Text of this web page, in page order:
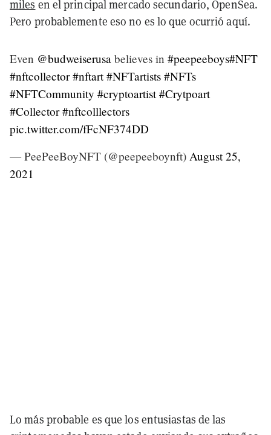
miles en el principal mercado secundario, OpenSea.
Pero probablemente eso no es lo que ocurrió aquí.
Even @budweiserusa believes in #peepeeboys#NFT
#nftcollector #nftart #NFTartists #NFTs
#NFTCommunity #cryptoartist #Crytpoart
#Collector #nftcolllectors
pic.twitter.com/fFcNF374DD
— PeePeeBoyNFT (@peepeeboynft) August 25,
2021
Lo más probable es que los entusiastas de las